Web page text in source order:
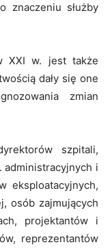
znaczeniu służby
XXI w. jest także
dały się one
zmian
szpitali,
i
eksploatacyjnych,
osób zajmujących
projektantów i
reprezentantów